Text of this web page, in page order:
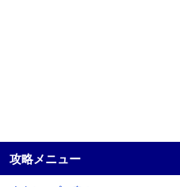
攻略メニュー